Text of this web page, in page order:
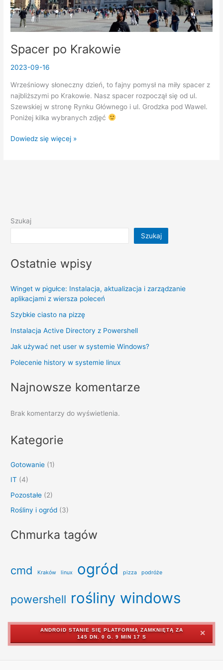
Spacer po Krakowie
2023-09-16
Wrześniowy słoneczny dzień, to fajny pomysł na miły spacer z
najbliższymi po Krakowie. Nasz spacer rozpoczął się od ul.
Szewskiej w stronę Rynku Głównego i ul. Grodzka pod Wawel.
Poniżej kilka wybranych zdjęć
Spacer
Dowiedz się więcej »
Szukaj
Szukaj
Ostatnie wpisy
Winget w pigułce: Instalacja, aktualizacja i zarządzanie
aplikacjami z wiersza poleceń
Szybkie ciasto na pizzę
Instalacja Active Directory z Powershell
Jak używać net user w systemie Windows?
Polecenie history w systemie linux
Najnowsze komentarze
Brak komentarzy do wyświetlenia.
Kategorie
Gotowanie (1)
IT (4)
Pozostałe (2)
Rośliny i ogród (3)
Chmurka tagów
cmd Kraków linux ogród pizza podróże
powershell rośliny windows
ANDROID STANIE SIĘ PLATFORMĄ ZAMKNIĘTĄ ZA
145 DN. 0 G. 9 MIN 17 S
✕